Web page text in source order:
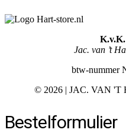
K.v.K.
Jac. van ’t
btw-nummer
© 2026 | JAC. VAN
Bestelformulier